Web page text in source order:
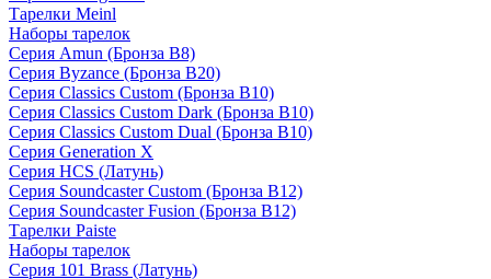
Тарелки Meinl
Наборы тарелок
Серия Amun (Бронза B8)
Серия Byzance (Бронза B20)
Серия Classics Custom (Бронза B10)
Серия Classics Custom Dark (Бронза B10)
Серия Classics Custom Dual (Бронза B10)
Серия Generation X
Серия HCS (Латунь)
Серия Soundcaster Custom (Бронза B12)
Серия Soundcaster Fusion (Бронза B12)
Тарелки Paiste
Наборы тарелок
Серия 101 Brass (Латунь)